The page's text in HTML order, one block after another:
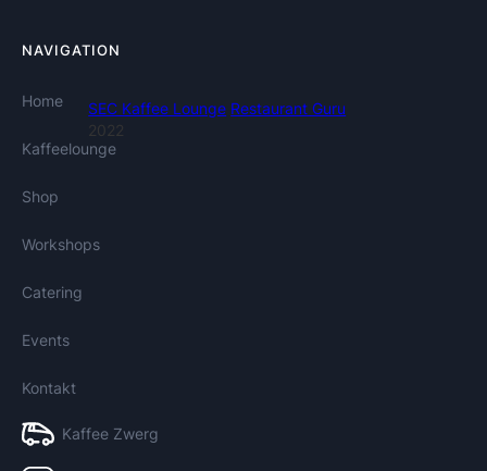
SEC Kaffee Lounge Restaurant Guru
2022
NAVIGATION
Home
Kaffeelounge
Shop
Workshops
Catering
Events
Kontakt
Kaffee Zwerg